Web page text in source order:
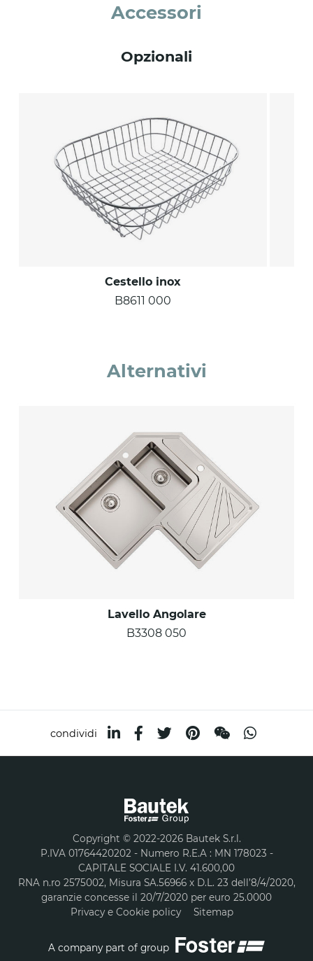
Accessori
Opzionali
Cestello inox
B8611 000
Alternativi
Lavello Angolare
B3308 050
condividi
Copyright © 2022-2026 Bautek S.r.l.
P.IVA 01764420202 - Numero R.E.A : MN 178023 -
CAPITALE SOCIALE I.V. 41.600,00
RNA n.ro 2575002, Misura SA.56966 x D.L. 23 dell’8/4/2020,
garanzie concesse il 20/7/2020 per euro 25.0000
Privacy e Cookie policy
Sitemap
A company part of group